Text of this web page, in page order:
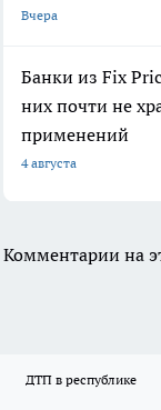
Вчера
Банки из Fix
них почти не
применений
4 августа
Комментарии на
ДТП в республике